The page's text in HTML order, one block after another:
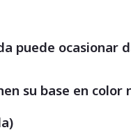
puede ocasionar
su base en